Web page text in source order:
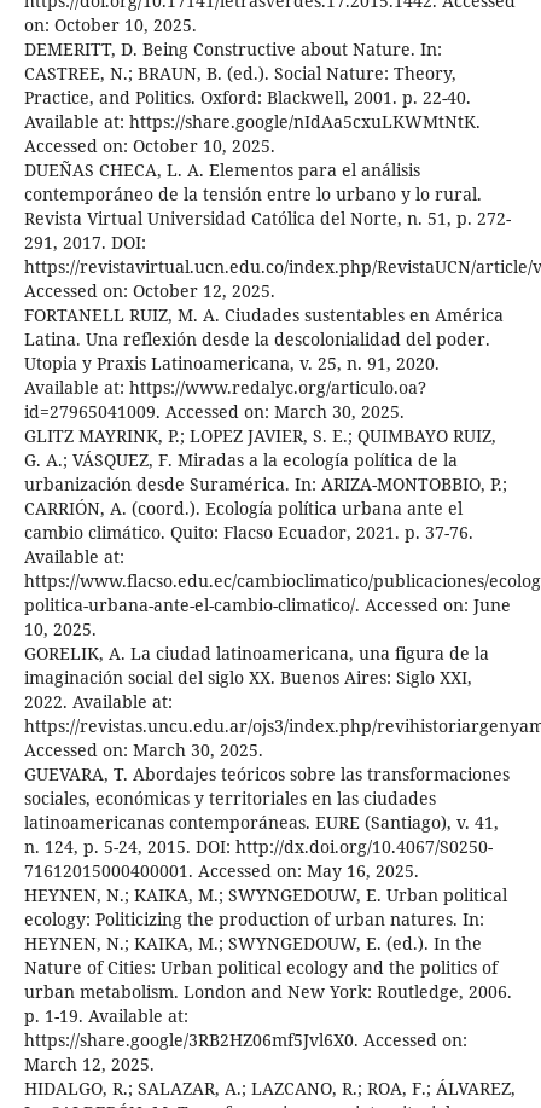
on: October 10, 2025.
DEMERITT, D. Being Constructive about Nature. In:
CASTREE, N.; BRAUN, B. (ed.). Social Nature: Theory,
Practice, and Politics. Oxford: Blackwell, 2001. p. 22-40.
Available at: https://share.google/nIdAa5cxuLKWMtNtK.
Accessed on: October 10, 2025.
DUEÑAS CHECA, L. A. Elementos para el análisis
contemporáneo de la tensión entre lo urbano y lo rural.
Revista Virtual Universidad Católica del Norte, n. 51, p. 272-
291, 2017. DOI:
https://revistavirtual.ucn.edu.co/index.php/RevistaUCN/article/
Accessed on: October 12, 2025.
FORTANELL RUIZ, M. A. Ciudades sustentables en América
Latina. Una reflexión desde la descolonialidad del poder.
Utopia y Praxis Latinoamericana, v. 25, n. 91, 2020.
Available at: https://www.redalyc.org/articulo.oa?
id=27965041009. Accessed on: March 30, 2025.
GLITZ MAYRINK, P.; LOPEZ JAVIER, S. E.; QUIMBAYO RUIZ,
G. A.; VÁSQUEZ, F. Miradas a la ecología política de la
urbanización desde Suramérica. In: ARIZA-MONTOBBIO, P.;
CARRIÓN, A. (coord.). Ecología política urbana ante el
cambio climático. Quito: Flacso Ecuador, 2021. p. 37-76.
Available at:
https://www.flacso.edu.ec/cambioclimatico/publicaciones/
politica-urbana-ante-el-cambio-climatico/. Accessed on: June
10, 2025.
GORELIK, A. La ciudad latinoamericana, una figura de la
imaginación social del siglo XX. Buenos Aires: Siglo XXI,
2022. Available at:
https://revistas.uncu.edu.ar/ojs3/index.php/
Accessed on: March 30, 2025.
GUEVARA, T. Abordajes teóricos sobre las transformaciones
sociales, económicas y territoriales en las ciudades
latinoamericanas contemporáneas. EURE (Santiago), v. 41,
n. 124, p. 5-24, 2015. DOI: http://dx.doi.org/10.4067/S0250-
71612015000400001. Accessed on: May 16, 2025.
HEYNEN, N.; KAIKA, M.; SWYNGEDOUW, E. Urban political
ecology: Politicizing the production of urban natures. In:
HEYNEN, N.; KAIKA, M.; SWYNGEDOUW, E. (ed.). In the
Nature of Cities: Urban political ecology and the politics of
urban metabolism. London and New York: Routledge, 2006.
p. 1-19. Available at:
https://share.google/3RB2HZ06mf5Jvl6X0. Accessed on:
March 12, 2025.
HIDALGO, R.; SALAZAR, A.; LAZCANO, R.; ROA, F.; ÁLVAREZ,